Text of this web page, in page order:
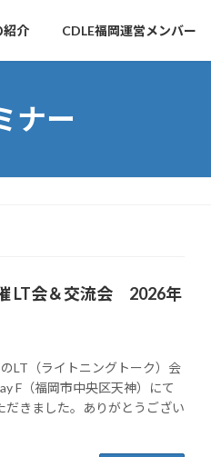
紹介 CDLE福岡運営メンバー
ナー
LT会＆交流会 2026年
LT（ライトニングトーク）会
F（福岡市中央区天神）にて
きました。ありがとうござい